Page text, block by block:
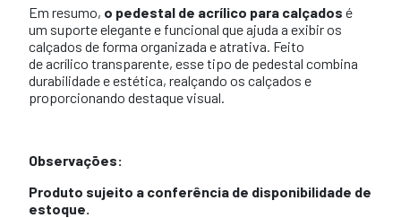
Em resumo, o pedestal de acrílico para calçados é
um suporte elegante e funcional que ajuda a exibir os
calçados de forma organizada e atrativa. Feito
de acrílico transparente, esse tipo de pedestal combina
durabilidade e estética, realçando os calçados e
proporcionando destaque visual.
Observações:
Produto sujeito a conferência de disponibilidade de
estoque.